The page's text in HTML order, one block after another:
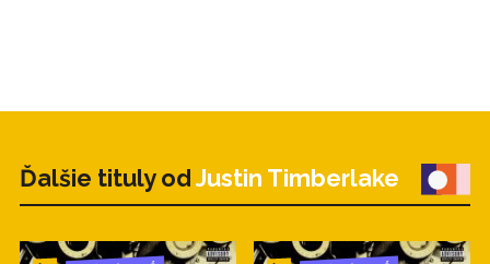
Ďalšie tituly od Justin Timberlake